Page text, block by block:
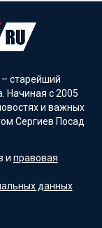
– старейший
Начиная с 2005
и важных
Сергиев Посад
и правовая
данных